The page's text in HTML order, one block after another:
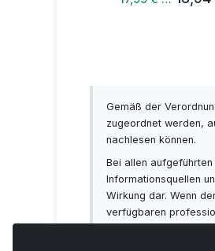
Gemäß der
zugeordnet werden,
nachlesen können.
Bei allen
Informationsquellen
Wirkung dar. Wenn
verfügbaren